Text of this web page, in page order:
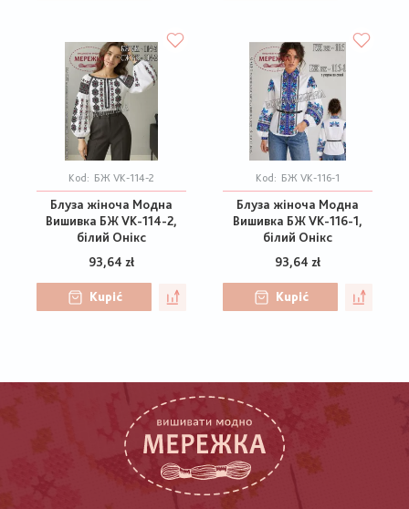
Kod: БЖ VK-114-2
Блуза жіноча Модна
Вишивка БЖ VK-114-2,
білий Онікс
93,64 zł
Kupić
Kod: БЖ VK-116-1
Блуза жіноча Модна
Вишивка БЖ VK-116-1,
білий Онікс
93,64 zł
Kupić